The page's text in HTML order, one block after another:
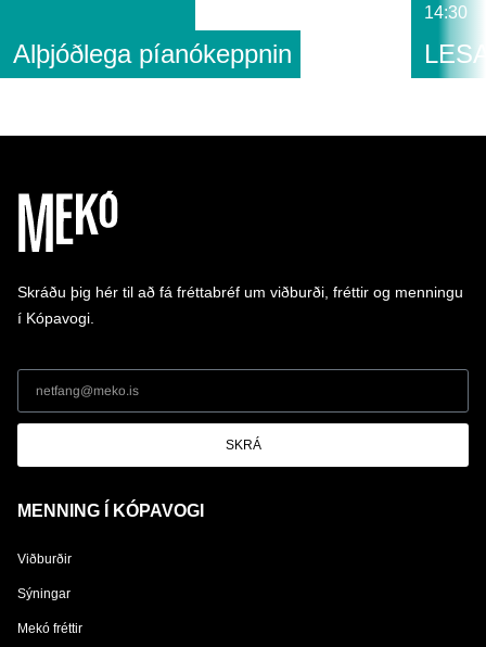
Alþjóðlega píanókeppnin
14:30
Skráðu þig hér til að fá fréttabréf um viðburði, fréttir og menningu
í Kópavogi.
SKRÁ
MENNING Í KÓPAVOGI
Viðburðir
Sýningar
Mekó fréttir